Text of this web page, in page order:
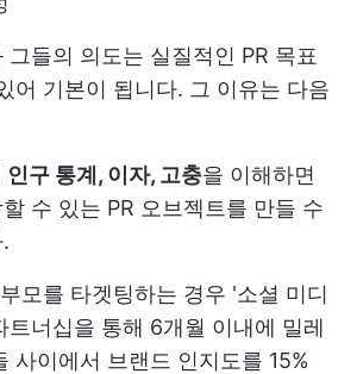
그들의 의도는 실질적인 PR 목표
어 기본이 됩니다. 그 이유는 다음
구 통계, 이자, 고충을 이해하면
수 있는 PR 오브젝트를 만들 수
모를 타겟팅하는 경우 '소셜 미디
트너십을 통해 6개월 이내에 밀레
사이에서 브랜드 인지도를 15%